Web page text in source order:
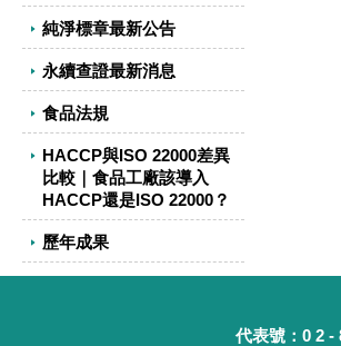
純淨標章最新公告
永續查證最新消息
食品法規
HACCP與ISO 22000差異
比較｜食品工廠該導入
HACCP還是ISO 22000？
歷年成果
代表號：0 2